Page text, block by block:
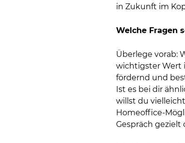
in Zukunft im
Welche Fragen
Überlege vorab:
wichtigster Wert
fördernd und
Ist es bei dir
willst du
Homeoffice-
Gespräch gezielt